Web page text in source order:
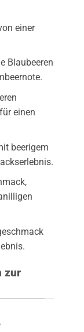
einer
Blaubeeren
einen
beerigem
zur